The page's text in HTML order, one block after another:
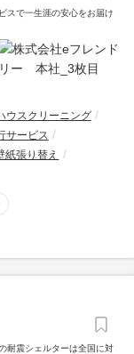
スで一生涯の安心をお届け
ウスクリーニング
サービス
紙張り替え
耐震シェルターは全国に対